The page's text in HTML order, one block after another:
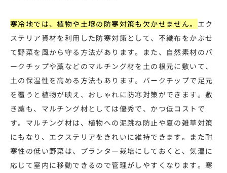
寒冷地では、植物や土壌の防寒対策も欠かせません。 エク
ステリア資材を利用した防寒対策として、不織布をかぶせ
て野菜を風から守る方法があります。また、自然素材のバ
ークチップや藁などのマルチング材を土の根元に敷いて、
土の保温性を高める方法もあります。バークチップで足元
を覆うと植物が映え、おしゃれに防寒対策ができます。敷
き藁も、マルチング材としては優秀で、かつ低コストで
す。マルチング材は、植物への泥跳ね防止や夏の雑草対策
にもなり、エクステリアをきれいに維持できます。また耐
寒性の低い野菜は、プランター栽培にしておくと、気温に
応じて室内に移動できるので管理がしやすくなります。寒